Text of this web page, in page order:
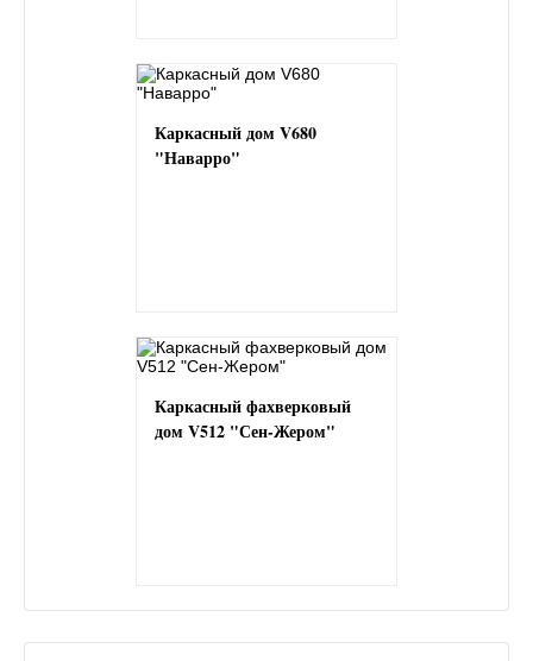
Каркасный дом V680
"Наварро"
Каркасный фахверковый
дом V512 "Сен-Жером"